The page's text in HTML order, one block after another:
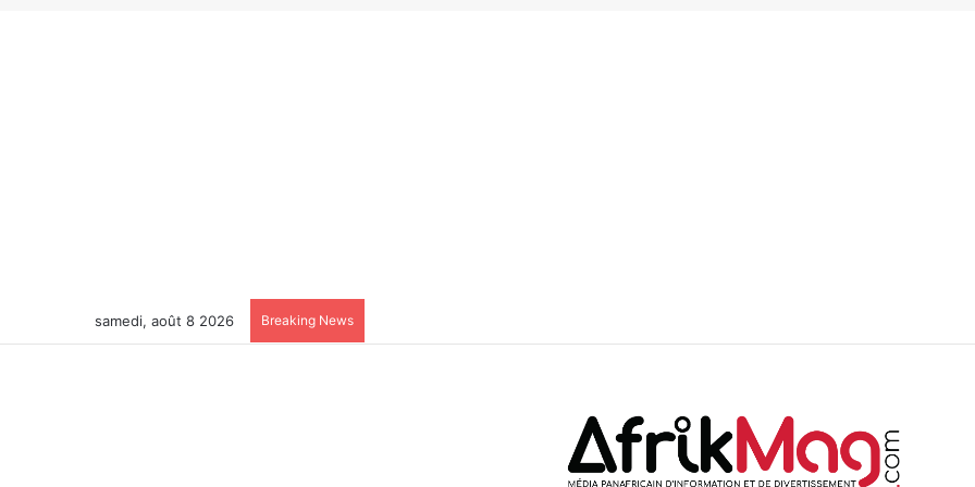
samedi, août 8 2026 Breaking News